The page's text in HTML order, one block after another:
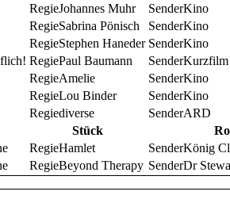
Johannes Muhr
Kino
Sabrina Pönisch
Kino
Stephen Haneder
Kino
Paul Baumann
Kurzfilm
Amelie
Kino
Lou Binder
Kino
diverse
ARD
Stück
Hamlet
König
Beyond Therapy Dr